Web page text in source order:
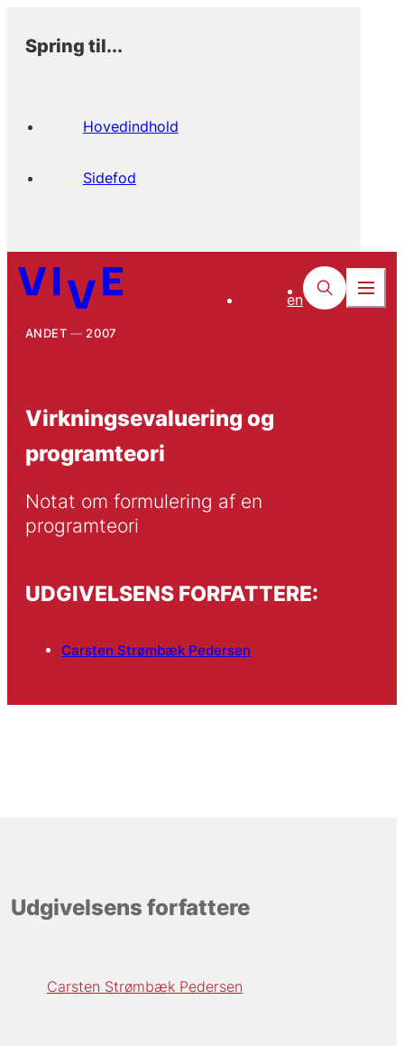
Spring til...
Hovedindhold
Sidefod
en
ANDET 2007
Virkningsevaluering og
programteori
Notat om formulering af en
programteori
UDGIVELSENS FORFATTERE:
Carsten Strømbæk Pedersen
Udgivelsens forfattere
Carsten Strømbæk Pedersen